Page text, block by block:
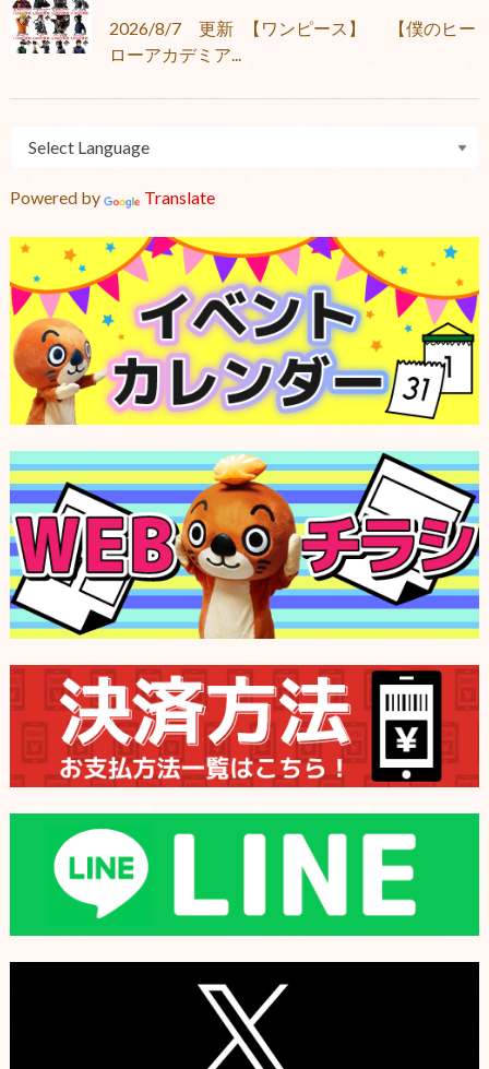
2026/8/7 更新 【ワンピース】 【僕のヒー
ローアカデミア...
Powered by Translate